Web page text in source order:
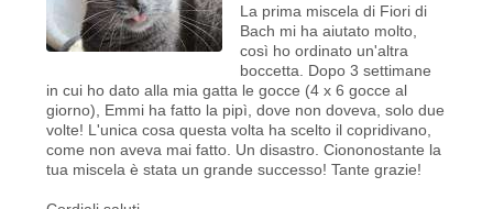
La prima miscela di Fiori di
Bach mi ha aiutato molto,
così ho ordinato un'altra
boccetta. Dopo 3 settimane
in cui ho dato alla mia gatta le gocce (4 x 6 gocce al
giorno), Emmi ha fatto la pipì, dove non doveva, solo due
volte! L'unica cosa questa volta ha scelto il copridivano,
come non aveva mai fatto. Un disastro. Ciononostante la
tua miscela è stata un grande successo! Tante grazie!